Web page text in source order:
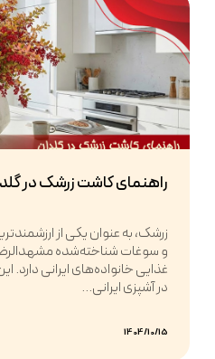
راهنمای کاشت زرشک در
زرشک، به عنوان یکی از
و سوغات شناخته‌شده
غذایی خانواده‌های ایرانی دارد.
در آشپزی ایرانی...
1404/10/15